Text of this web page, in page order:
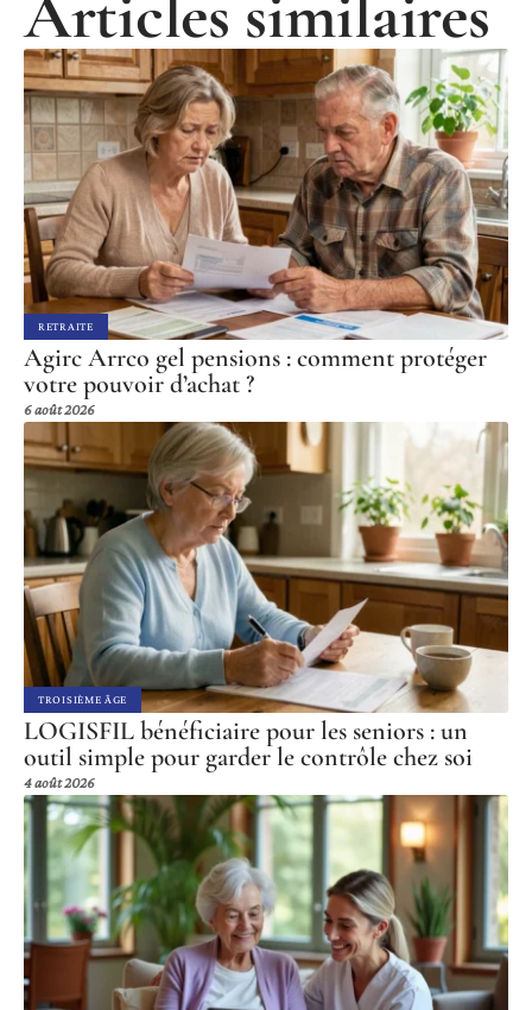
RETRAITE
Agirc Arrco gel pensions : comment protéger
votre pouvoir d’achat ?
6 août 2026
TROISIÈME ÂGE
LOGISFIL bénéficiaire pour les seniors : un
outil simple pour garder le contrôle chez soi
4 août 2026